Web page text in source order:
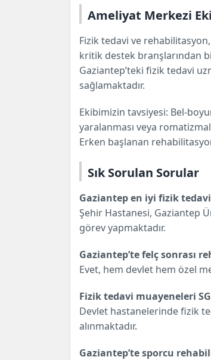
Ameliyat Merkezi
Fizik tedavi ve
kritik destek branşlarından
Gaziantep’teki fizik tedavi
sağlamaktadır.
Ekibimizin tavsiyesi: Bel-
yaralanması veya
Erken başlanan
Sık Sorulan Sorular
Gaziantep en iyi fizik
Şehir Hastanesi, Gaziantep
görev yapmaktadır.
Gaziantep’te felç sonrası
Evet, hem devlet hem özel
Fizik tedavi muayeneleri
Devlet hastanelerinde fizik
alınmaktadır.
Gaziantep’te sporcu